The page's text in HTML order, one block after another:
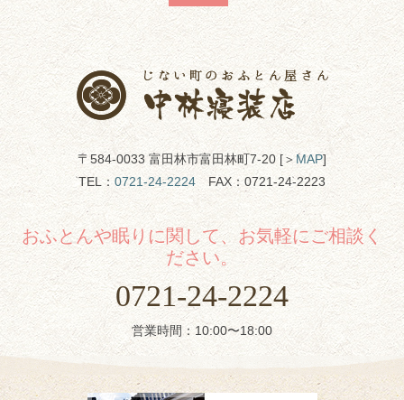
〒584-0033 富田林市富田林町7-20 [＞ MAP]
TEL： 0721-24-2224 FAX：0721-24-2223
おふとんや眠りに関して、お気軽にご相談く
ださい。
0721-24-2224
営業時間：10:00〜18:00